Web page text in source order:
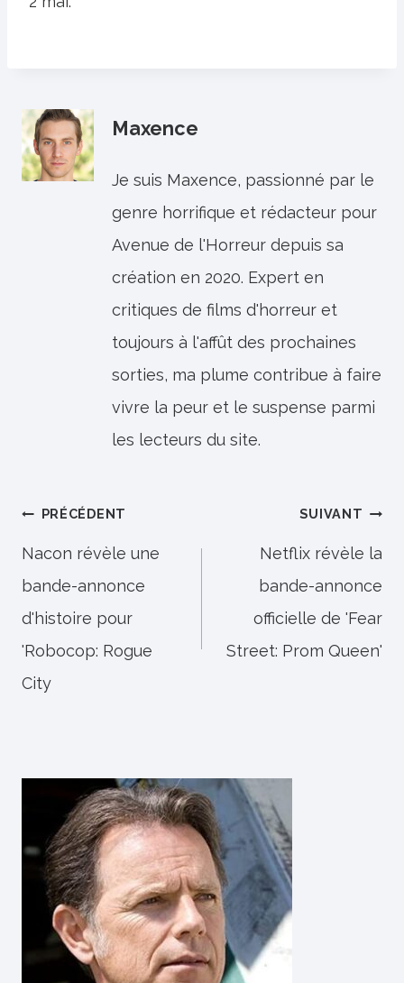
Maxence
Je suis Maxence, passionné par le
genre horrifique et rédacteur pour
Avenue de l'Horreur depuis sa
création en 2020. Expert en
critiques de films d'horreur et
toujours à l'affût des prochaines
sorties, ma plume contribue à faire
vivre la peur et le suspense parmi
les lecteurs du site.
Navigation
de
l’article
PRÉCÉDENT
Nacon révèle une
bande-annonce
d'histoire pour
'Robocop: Rogue
City
SUIVANT
Netflix révèle la
bande-annonce
officielle de 'Fear
Street: Prom Queen'